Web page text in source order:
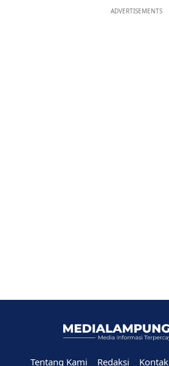
ADVERTISEMENTS
Tentang Kami Redaksi Kontak